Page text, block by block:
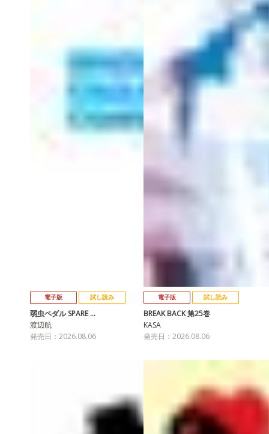
電子版 試し読み
弱虫ペダル SPARE …
渡辺航
発売日：2026.08.06
電子版 試し読み
BREAK BACK 第25巻
KASA
発売日：2026.08.06